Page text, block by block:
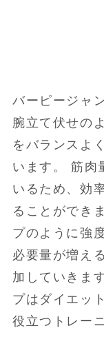
バーピージャ
腕立て伏せの
をバランスよ
います。 筋肉
いるため、効
ることができ
プのように強
必要量が増え
加していきま
プはダイエッ
役立つトレー